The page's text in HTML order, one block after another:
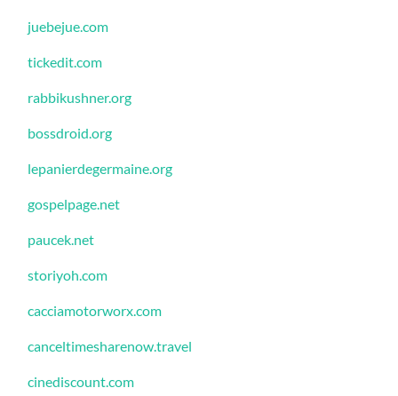
juebejue.com
tickedit.com
rabbikushner.org
bossdroid.org
lepanierdegermaine.org
gospelpage.net
paucek.net
storiyoh.com
cacciamotorworx.com
canceltimesharenow.travel
cinediscount.com